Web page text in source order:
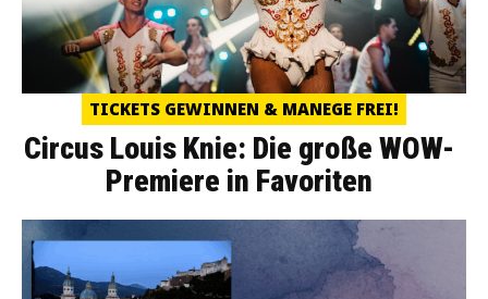
TICKETS GEWINNEN & MANEGE FREI!
Circus Louis Knie: Die große WOW-
Premiere in Favoriten